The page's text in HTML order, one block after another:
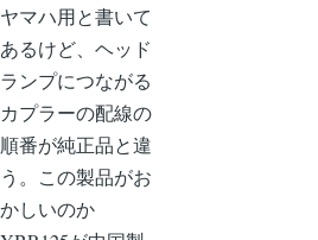
ヤマハ用と書いて
あるけど、ヘッド
ランプにつながる
カプラーの配線の
順番が純正品と違
う。この製品がお
かしいのか